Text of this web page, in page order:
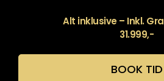
Alt inklusive – Inkl.
31.999,-
BOOK TID